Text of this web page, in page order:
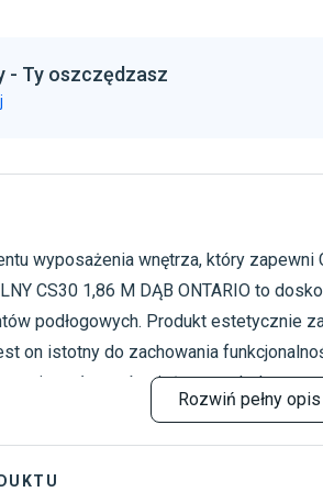
- Ty oszczędzasz
wyposażenia wnętrza, który
CS30 1,86 M DĄB ONTARIO to
podłogowych. Produkt estetycznie
on istotny do zachowania
wpływa również na wygląd
PROFIL UNIWERSALNY CS30 1,86
Jest w szarej tonacji, a to
Rozwiń pełny opis